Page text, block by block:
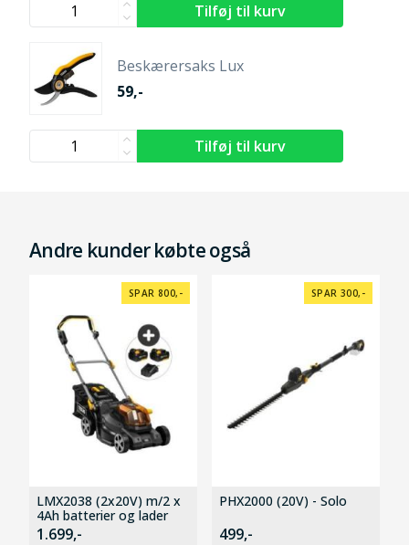
Beskærersaks Lux
59,-
Andre kunder købte også
SPAR 800,-
LMX2038 (2x20V) m/2 x
4Ah batterier og lader
1.699,-
SPAR 300,-
PHX2000 (20V) - Solo
499,-